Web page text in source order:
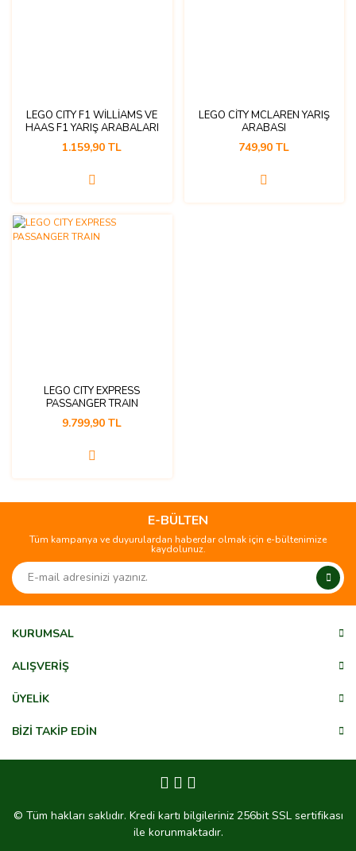
LEGO CITY F1 WİLLİAMS VE
HAAS F1 YARIŞ ARABALARI
1.159,90 TL
LEGO CİTY MCLAREN YARIŞ
ARABASI
749,90 TL
LEGO CITY EXPRESS
PASSANGER TRAIN
9.799,90 TL
E-BÜLTEN
Tüm kampanya ve duyurulardan haberdar olmak için e-bültenimize
kaydolunuz.
KURUMSAL
ALIŞVERİŞ
ÜYELİK
BİZİ TAKİP EDİN
© Tüm hakları saklıdır. Kredi kartı bilgileriniz 256bit SSL sertifikası
ile korunmaktadır.